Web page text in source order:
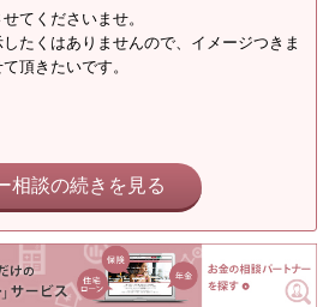
てくださいませ。
たくはありませんので、イメージつきま
頂きたいです。
相談の続きを見る